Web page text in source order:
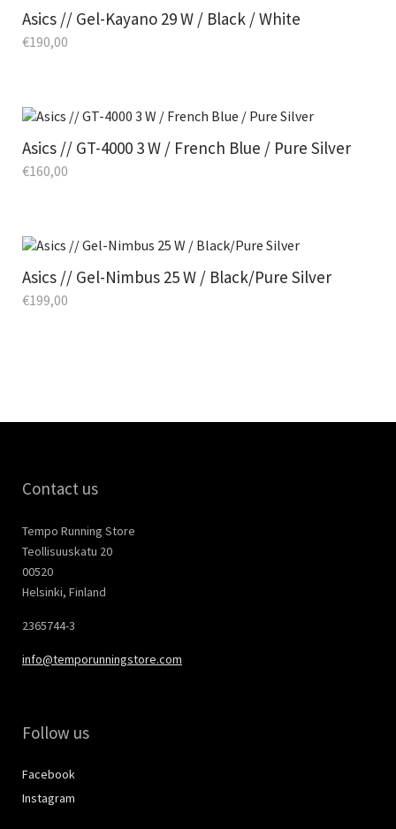
Asics // Gel-Kayano 29 W / Black / White
€190,00
Asics // GT-4000 3 W / French Blue / Pure Silver
€160,00
Asics // Gel-Nimbus 25 W / Black/Pure Silver
€199,00
Contact us
Tempo Running Store
Teollisuuskatu 20
00520
Helsinki, Finland
2365744-3
info@temporunningstore.com
Follow us
Facebook
Instagram